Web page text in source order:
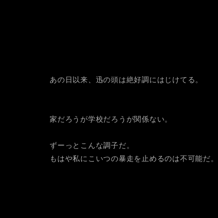
あの日以来、迅の頭は絶好調にはじけてる。
家だろうが学校だろうが関係ない。
ずーっとこんな調子だ。
もはや私にこいつの暴走を止めるのは不可能だ。